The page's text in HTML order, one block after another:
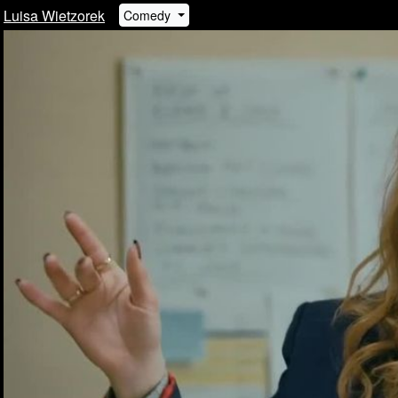
Luisa Wietzorek Comedy